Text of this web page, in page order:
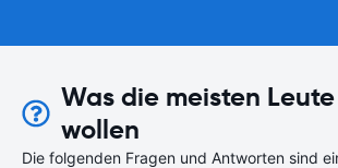
Was die meisten
wollen
Die folgenden Fragen und Antworten sind